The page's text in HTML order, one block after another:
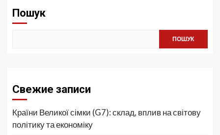
Пошук
ПОШУК
Свежие записи
Країни Великої сімки (G7): склад, вплив на світову
політику та економіку